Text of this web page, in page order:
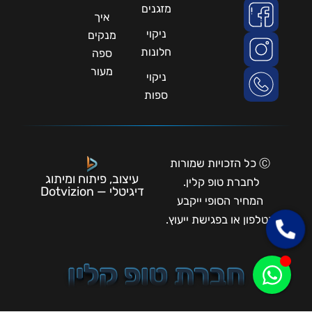
מזגנים
ניקוי
חלונות
ניקוי
ספות
איך
מנקים
ספה
מעור
Ⓒ כל הזכויות שמורות
לחברת טופ קלין.
המחיר הסופי ייקבע
בטלפון או בפגישת ייעוץ.
עיצוב, פיתוח ומיתוג
דיגיטלי — Dotvizion
חברת טופ קלין